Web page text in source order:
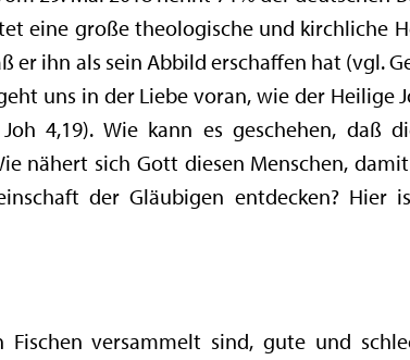
eine große theologische und kirchliche
ihn als sein Abbild erschaffen hat (vgl.
uns in der Liebe voran, wie der Heilige
4,19). Wie kann es geschehen, daß
nähert sich Gott diesen Menschen,
der Gläubigen entdecken? Hier
versammelt sind, gute und